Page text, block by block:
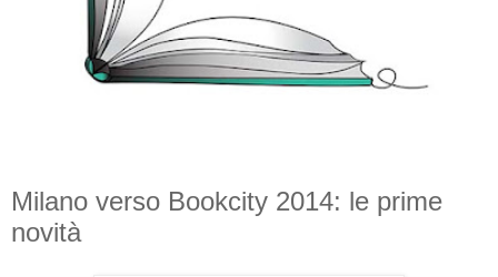
Milano verso Bookcity 2014: le prime
novità